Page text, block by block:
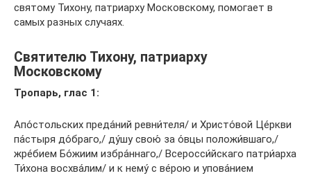
святому Тихону, патриарху Московскому, помогает в
самых разных случаях.
Святителю Тихону, патриарху
Московскому
Тропарь, глас 1:
Апо́стольских преда́ний ревни́теля/ и Христо́вой Це́ркви
па́стыря до́браго,/ ду́шу свою́ за о́вцы положи́вшаго,/
жре́бием Бо́жиим избра́ннаго,/ Всеросси́йскаго патри́арха
Ти́хона восхва́лим/ и к нему́ с ве́рою и упова́нием